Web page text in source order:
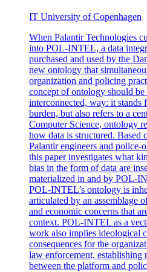
IT University of Copenhagen
When Palantir Technologies
into POL-INTEL, a data
purchased and used by the
new ontology that
organization and policing
concept of ontology should
interconnected, way: it stands
burden, but also refers to a
Computer Science, ontology
how data is structured. Based
Palantir engineers and
this paper investigates what
bias in the form of data are
materialized in and by POL-
POL-INTEL’s ontology is
articulated by an assemblage
and economic concerns that
context. POL-INTEL as a
work also implies ideological
consequences for the
law enforcement,
between the platform and